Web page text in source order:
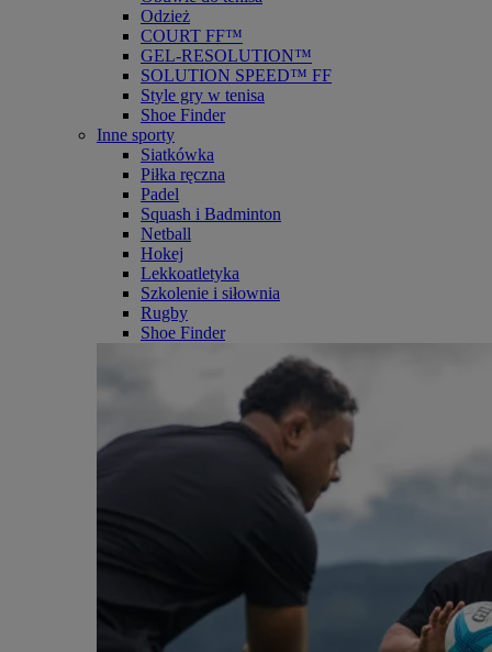
Odzież
COURT FF™
GEL-RESOLUTION™
SOLUTION SPEED™ FF
Style gry w tenisa
Shoe Finder
Inne sporty
Siatkówka
Piłka ręczna
Padel
Squash i Badminton
Netball
Hokej
Lekkoatletyka
Szkolenie i siłownia
Rugby
Shoe Finder